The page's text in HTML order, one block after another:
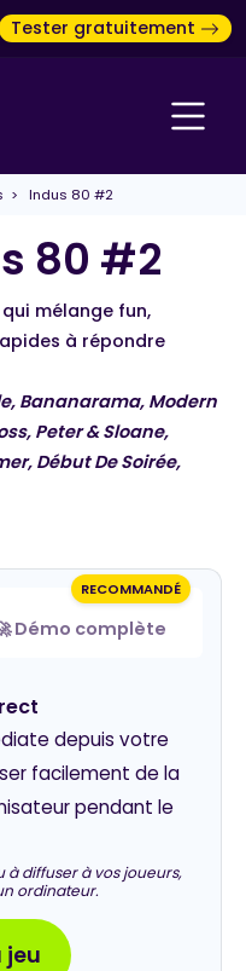
Tester gratuitement
> Indus 80 #2
80 #2
mélange fun,
à répondre
Bananarama, Modern
Peter & Sloane,
Début De Soirée,
RECOMMANDÉ
Démo complète
depuis votre
facilement de la
pendant le
diffuser à vos joueurs,
ordinateur.
jeu